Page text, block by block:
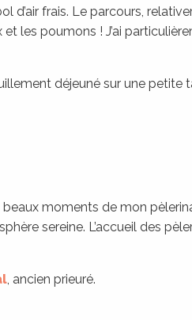
d’air frais. Le parcours,
les poumons ! J’ai
déjeuné sur une
beaux moments de mon
sereine. L’accueil des
, ancien prieuré.